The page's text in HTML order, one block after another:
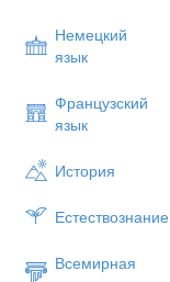
Немецкий
язык
Французский
язык
История
Естествознание
Всемирная